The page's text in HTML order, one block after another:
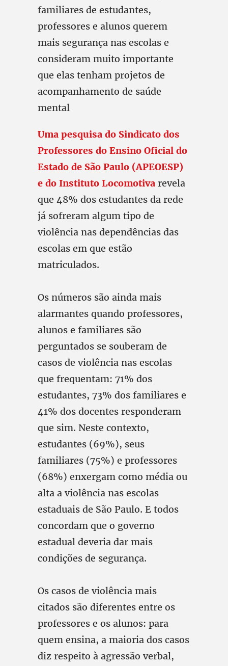
familiares de estudantes,
professores e alunos querem
mais segurança nas escolas e
consideram muito importante
que elas tenham projetos de
acompanhamento de saúde
mental
Uma pesquisa do Sindicato dos
Professores do Ensino Oficial do
Estado de São Paulo (APEOESP)
e do Instituto Locomotiva revela
que 48% dos estudantes da rede
já sofreram algum tipo de
violência nas dependências das
escolas em que estão
matriculados.
Os números são ainda mais
alarmantes quando professores,
alunos e familiares são
perguntados se souberam de
casos de violência nas escolas
que frequentam: 71% dos
estudantes, 73% dos familiares e
41% dos docentes responderam
que sim. Neste contexto,
estudantes (69%), seus
familiares (75%) e professores
(68%) enxergam como média ou
alta a violência nas escolas
estaduais de São Paulo. E todos
concordam que o governo
estadual deveria dar mais
condições de segurança.
Os casos de violência mais
citados são diferentes entre os
professores e os alunos: para
quem ensina, a maioria dos casos
diz respeito à agressão verbal,